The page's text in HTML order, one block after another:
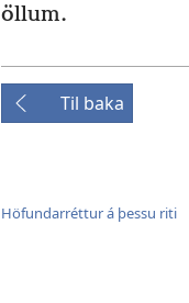
öllum.
Til baka
Höfundarréttur á þessu riti